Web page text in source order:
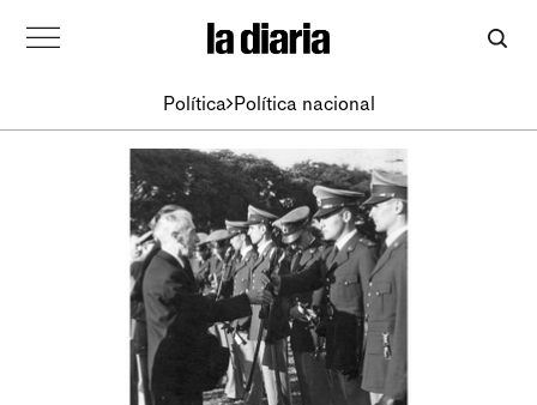
Política Política nacional